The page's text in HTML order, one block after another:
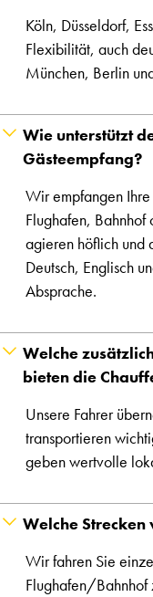
Köln, Düsseldorf,
Flexibilität, auch
München, Berlin
Wie unterstützt
Gästeempfang?
Wir empfangen
Flughafen,
agieren höflich und
Deutsch, Englisch
Absprache.
Welche
bieten die
Unsere Fahrer
transportieren
geben wertvolle
Welche
Wir fahren Sie
Flughafen/